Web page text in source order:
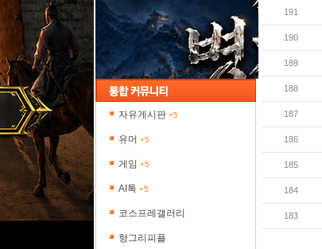
자유게시판 +5
유머 +5
게임 +5
AI톡 +5
코스프레갤러리
헝그리피플
191
190
189
188
187
186
185
184
183